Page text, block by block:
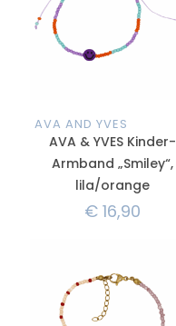
AVA AND YVES
AVA & YVES Kinder-
Armband „Smiley“,
lila/orange
€16,90